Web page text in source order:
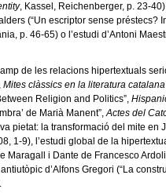
, Kassel, Reichenberger, p. 23-
(“Un escriptor sense
p. 46-65) o l’estudi d’Antoni
de les relacions hipertextuals
Mites clàssics en la literatura
Religion and Politics”,
de Marià Manent”, Actes del
pietat: la transformació del mite en
1-9), l’estudi global de la
Maragall i Dante de Francesco
d’Alfons Gregori (“La